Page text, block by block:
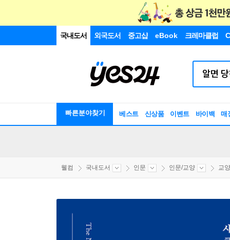
국내도서 외국도서 중고샵 eBook 크레마클럽
빠른분야찾기 베스트 신상품 이벤트 바이백 매
웰컴 국내도서 인문 인문/교양 교